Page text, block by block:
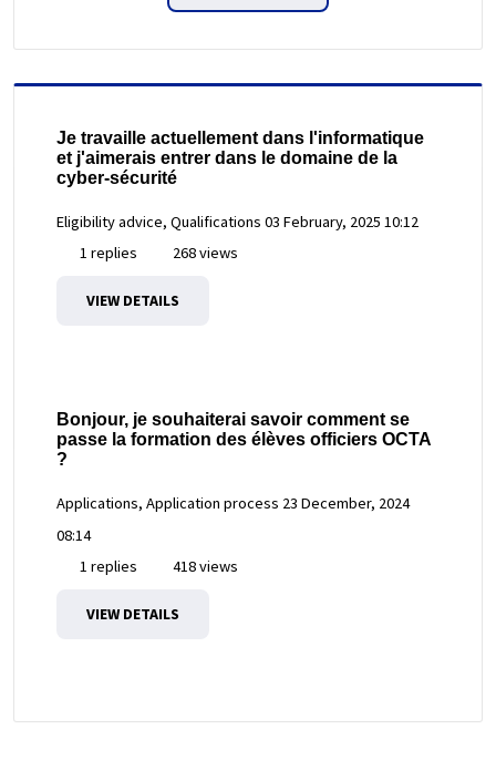
Je travaille actuellement dans l'informatique
et j'aimerais entrer dans le domaine de la
cyber-sécurité
Eligibility advice, Qualifications 03 February, 2025 10:12
1 replies
268 views
VIEW DETAILS
Bonjour, je souhaiterai savoir comment se
passe la formation des élèves officiers OCTA
?
Applications, Application process 23 December, 2024
08:14
1 replies
418 views
VIEW DETAILS